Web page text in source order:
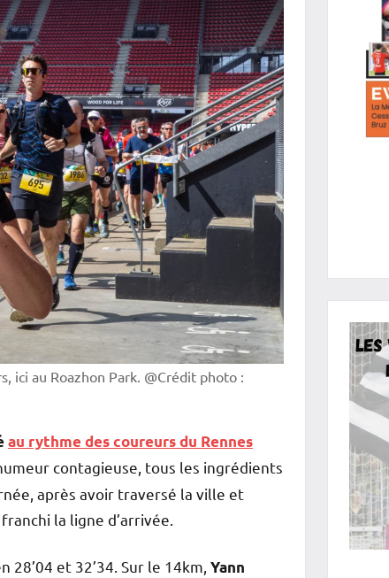
ici au Roazhon Park. @Crédit photo :
au rythme des coureurs du Rennes
contagieuse, tous les ingrédients
après avoir traversé la ville et
la ligne d’arrivée.
et 32’34. Sur le 14km, Yann